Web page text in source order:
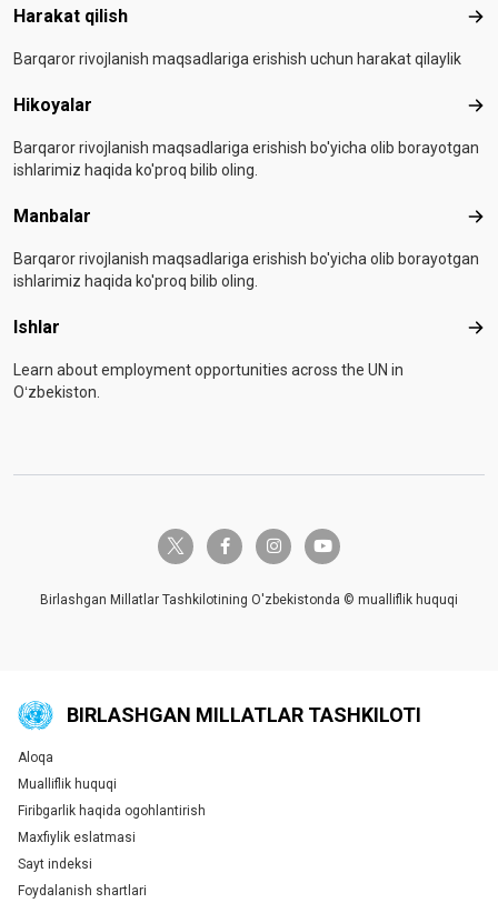
Harakat qilish
Barqaror rivojlanish maqsadlariga erishish uchun harakat qilaylik
Hikoyalar
Barqaror rivojlanish maqsadlariga erishish bo'yicha olib borayotgan
ishlarimiz haqida ko'proq bilib oling.
Manbalar
Barqaror rivojlanish maqsadlariga erishish bo'yicha olib borayotgan
ishlarimiz haqida ko'proq bilib oling.
Ishlar
Learn about employment opportunities across the UN in
Oʻzbekiston.
twitter-x facebook-finstagramyoutube
Birlashgan Millatlar Tashkilotining O'zbekistonda © mualliflik huquqi
BIRLASHGAN MILLATLAR TASHKILOTI
Global U.N. menu
Aloqa
Mualliflik huquqi
Firibgarlik haqida ogohlantirish
Maxfiylik eslatmasi
Sayt indeksi
Foydalanish shartlari